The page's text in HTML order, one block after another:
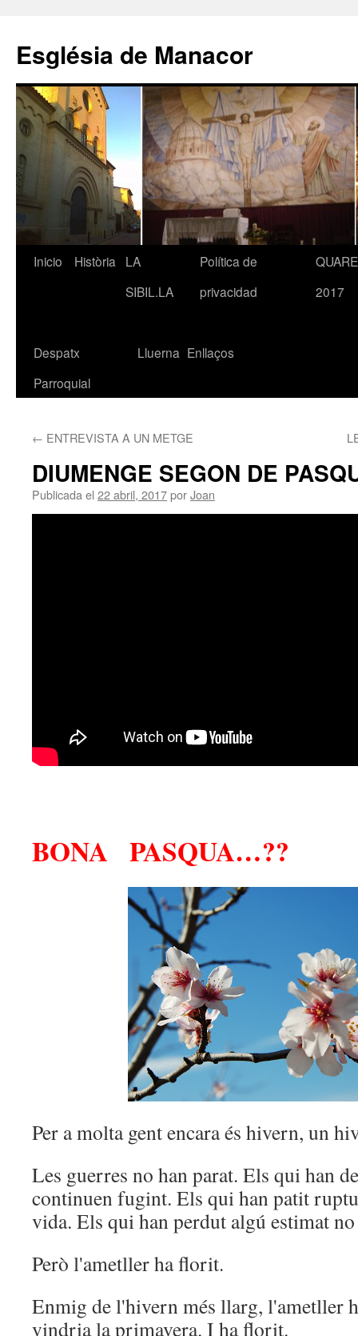
contenido
Església de Manacor
Inicio Història
LA
SIBIL.LA
Política de
privacidad
2017
Despatx
Parroquial
Lluerna Enllaços
← ENTREVISTA A UN METGE
DIUMENGE SEGON DE
Publicada el 22 abril, 2017porJoan
BONA PASQUA…??
Per a molta gent encara és hivern, un
Les guerres no han parat. Els qui han
continuen fugint. Els qui han patit
vida. Els qui han perdut algú estimat
Però l'ametller ha florit.
Enmig de l'hivern més llarg, l'ametller
vindria la primavera. I ha florit.